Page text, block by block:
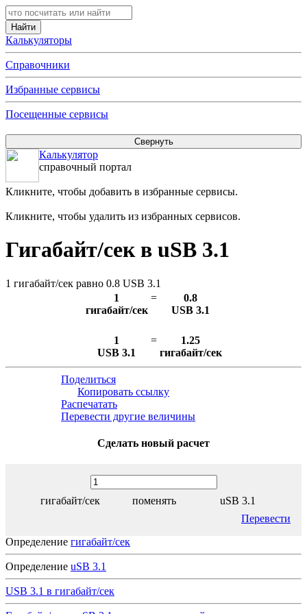
Калькуляторы
Справочники
Избранные сервисы
Посещенные сервисы
Калькулятор
справочный портал
Кликните, чтобы добавить в избранные сервисы.
Кликните, чтобы удалить из избранных сервисов.
Гигабайт/сек в uSB 3.1
1 гигабайт/сек равно 0.8 USB 3.1
1
гигабайт/сек
=
0.8
USB 3.1
1
USB 3.1
=
1.25
гигабайт/сек
Поделиться
Копировать ссылку
Распечатать
Перевести другие величины
Сделать новый расчет
гигабайт/сек поменять
uSB 3.1
Перевести
Определение гигабайт/сек
Определение uSB 3.1
USB 3.1 в гигабайт/сек